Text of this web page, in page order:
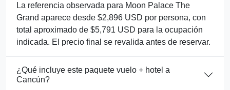
La referencia observada para Moon Palace The
Grand aparece desde $2,896 USD por persona, con
total aproximado de $5,791 USD para la ocupación
indicada. El precio final se revalida antes de reservar.
¿Qué incluye este paquete vuelo + hotel a
Cancún?